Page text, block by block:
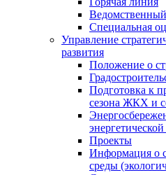
Специальная
Управление
развития
Положение о
Подготовка к
сезона ЖКХ и
Проекты
Информация о
среды